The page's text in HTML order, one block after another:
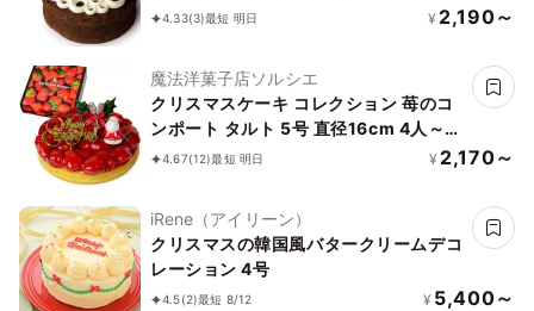
ラ・クラシック 5号 直径15cm 4～6人
4.33(3)最短 明日 ¥ 2,190～
魔法洋菓子店ソルシエ
クリスマスケーキ コレクション 苺のコ
ンポート タルト 5号 直径16cm 4人～6
人分 約530g
4.67(12)最短 明日 ¥ 2,170～
iRene（アイリーン）
クリスマスの韓国風バタークリームデコ
レーション 4号
4.5(2)最短 8/12 ¥ 5,400～